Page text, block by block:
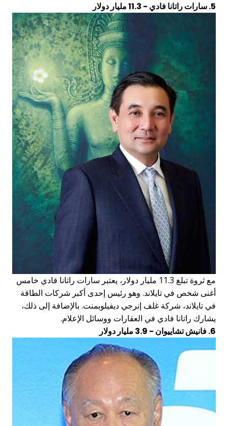
5. سارات راتانا فادي - 11.3 مليار دولار
مع ثروة تبلغ 11.3 مليار دولار، يعتبر سارات راتانا فادي خامس
أغنى شخص في تايلاند. وهو رئيس إحدى أكبر شركات الطاقة
في تايلاند، شركة غلف إنرجي ديفيلوبمنت. بالإضافة إلى ذلك،
يشارك راتانا فادي في العقارات ووسائل الإعلام.
6. فانيش تشاييوان - 3.9 مليار دولار